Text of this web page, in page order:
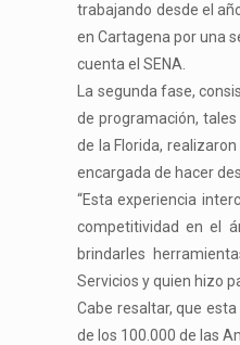
trabajando desde el
en Cartagena por una
cuenta el SENA.
La segunda fase,
de programación, tales
de la Florida,
encargada de hacer
“Esta experiencia
competitividad en el
brindarles
Servicios y quien hizo
Cabe resaltar, que
de los 100.000 de las